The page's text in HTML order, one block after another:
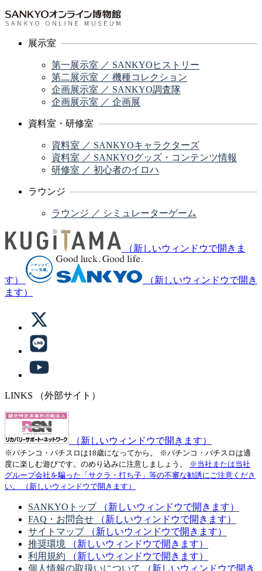
展示室
第一展示室 ／ SANKYOヒストリー
第二展示室 ／ 機種コレクション
企画展示室 ／ SANKYO調査隊
企画展示室 ／ 企画展
資料室・研修室
資料室 ／ SANKYOキャラクターズ
資料室 ／ SANKYOグッズ・コンテンツ情報
研修室 ／ 初心者のイロハ
ラウンジ
ラウンジ ／ シミュレーターゲーム
（新しいウィンドウで開きま
す）
（新しいウィンドウで開き
ます）
LINKS （外部サイト）
（新しいウィンドウで開きます）
※パチンコ・パチスロは18歳になってから。
※パチンコ・パチスロは適
度に楽しむ遊びです。のめり込みに注意しましょう。
※当社または当社
グループ会社を騙った「サクラ・打ち子」等の不審な勧誘にご注意くださ
い。
（新しいウィンドウで開きます）
SANKYOトップ
（新しいウィンドウで開きます）
FAQ・お問合せ
（新しいウィンドウで開きます）
サイトマップ
（新しいウィンドウで開きます）
推奨環境
（新しいウィンドウで開きます）
利用規約
（新しいウィンドウで開きます）
個人情報の取扱いについて
（新しいウィンドウで開き